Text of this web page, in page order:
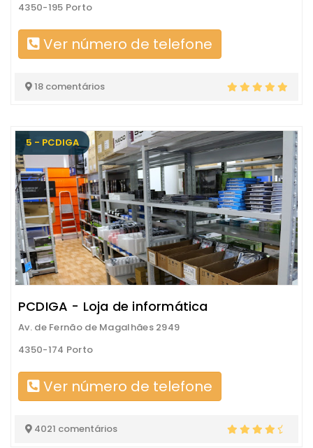
4350-195 Porto
Ver número de telefone
18 comentários
5 - PCDIGA
PCDIGA - Loja de informática
Av. de Fernão de Magalhães 2949
4350-174 Porto
Ver número de telefone
4021 comentários